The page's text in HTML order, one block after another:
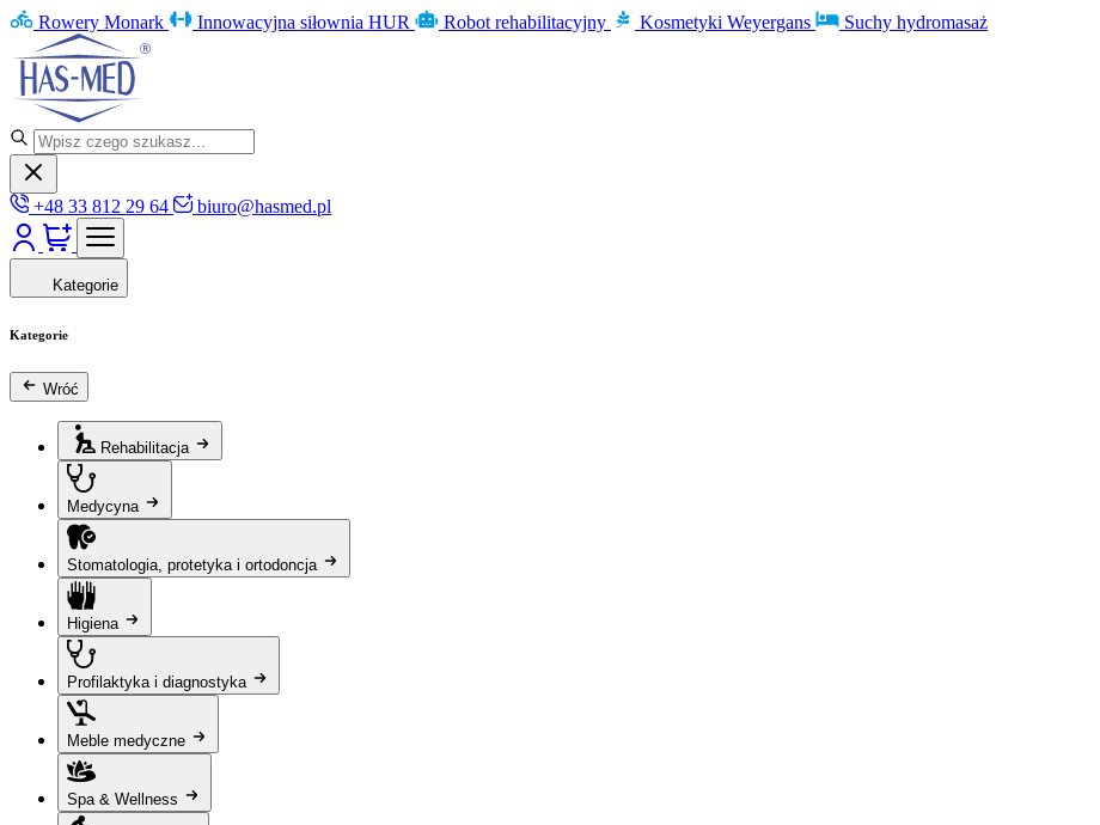
Rowery Monark Innowacyjna siłownia HUR Robot rehabilitacyjny Kosmetyki Weyergans Suchy hydromasaż
+48 33 812 29 64 biuro@hasmed.pl
Kategorie
Kategorie
Wróć
Rehabilitacja
Medycyna
Stomatologia, protetyka i ortodoncja
Higiena
Profilaktyka i diagnostyka
Meble medyczne
Spa & Wellness